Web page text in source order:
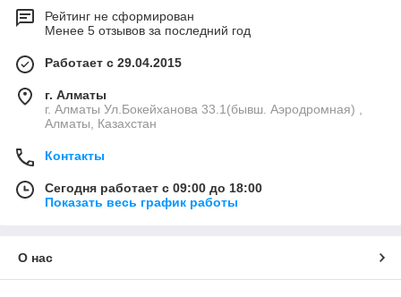
Рейтинг не сформирован
Менее 5 отзывов за последний год
Работает с 29.04.2015
г. Алматы
г. Алматы Ул.Бокейханова 33.1(бывш. Аэродромная) ,
Алматы, Казахстан
Контакты
Сегодня работает с 09:00 до 18:00
Показать весь график работы
О нас